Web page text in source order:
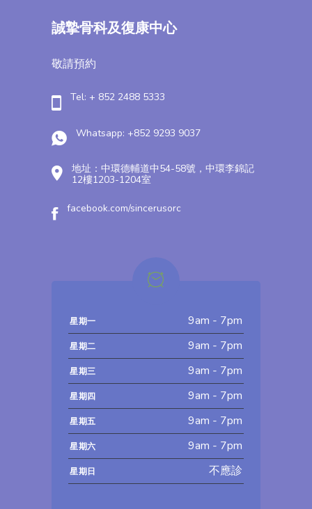
誠摯骨科及復康中心
敬請預約
Tel: + 852 2488 5333
Whatsapp: +852 9293 9037
地址：中環德輔道中54-58號，中環李錦記
12樓1203-1204室
facebook.com/sincerusorc
星期一 9am - 7pm
星期二 9am - 7pm
星期三 9am - 7pm
星期四 9am - 7pm
星期五 9am - 7pm
星期六 9am - 7pm
星期日 不應診